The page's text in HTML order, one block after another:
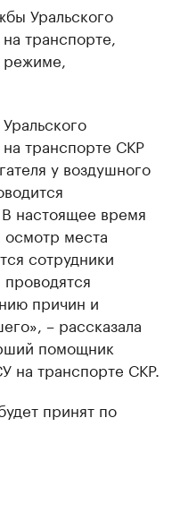
Уральского
транспорте,
транспорте СКР
у воздушного
настоящее время
осмотр места
сотрудники
причин и
– рассказала
помощник
на транспорте СКР.
принят по